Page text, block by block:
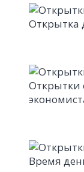
Открытка
Открытки
Время